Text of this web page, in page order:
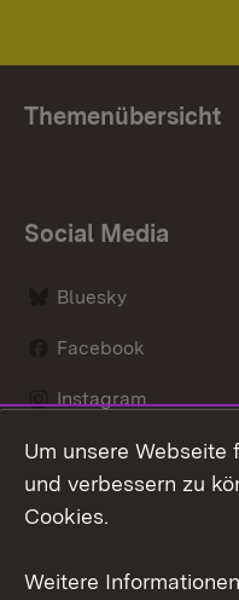
Themenübersicht
Social Media
Bluesky
Facebook
Instagram
LinkedIn
Um unsere
und verbessern zu
Cookies.
Weitere